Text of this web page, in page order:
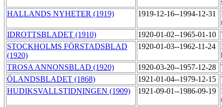
HALLANDS NYHETER (1919)
1919-12-16--1994-12-31
IDROTTSBLADET (1910)
1920-01-02--1965-01-10
STOCKHOLMS FÖRSTADSBLAD
(1920)
1920-01-03--1962-11-24
TROSA ANNONSBLAD (1920)
1920-03-20--1957-12-28
ÖLANDSBLADET (1868)
1921-01-04--1979-12-15
HUDIKSVALLSTIDNINGEN (1909)
1921-09-01--1986-09-19